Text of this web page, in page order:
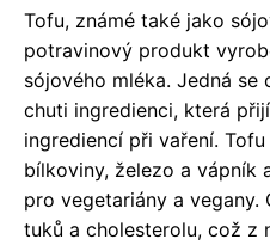
Tofu, známé také jako
potravinový produkt
sójového mléka. Jedná se
chuti ingredienci, která
ingrediencí při vaření.
bílkoviny, železo a vápník
pro vegetariány a vegany.
tuků a cholesterolu, což z